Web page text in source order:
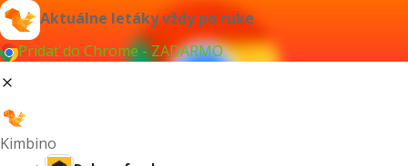
Aktuálne letáky vždy po ruke
Pridať do Chrome - ZADARMO
Kimbino